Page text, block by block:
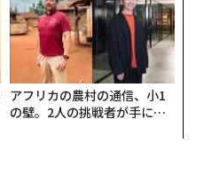
アフリカの農村の通信、小1
の壁。2人の挑戦者が手にし